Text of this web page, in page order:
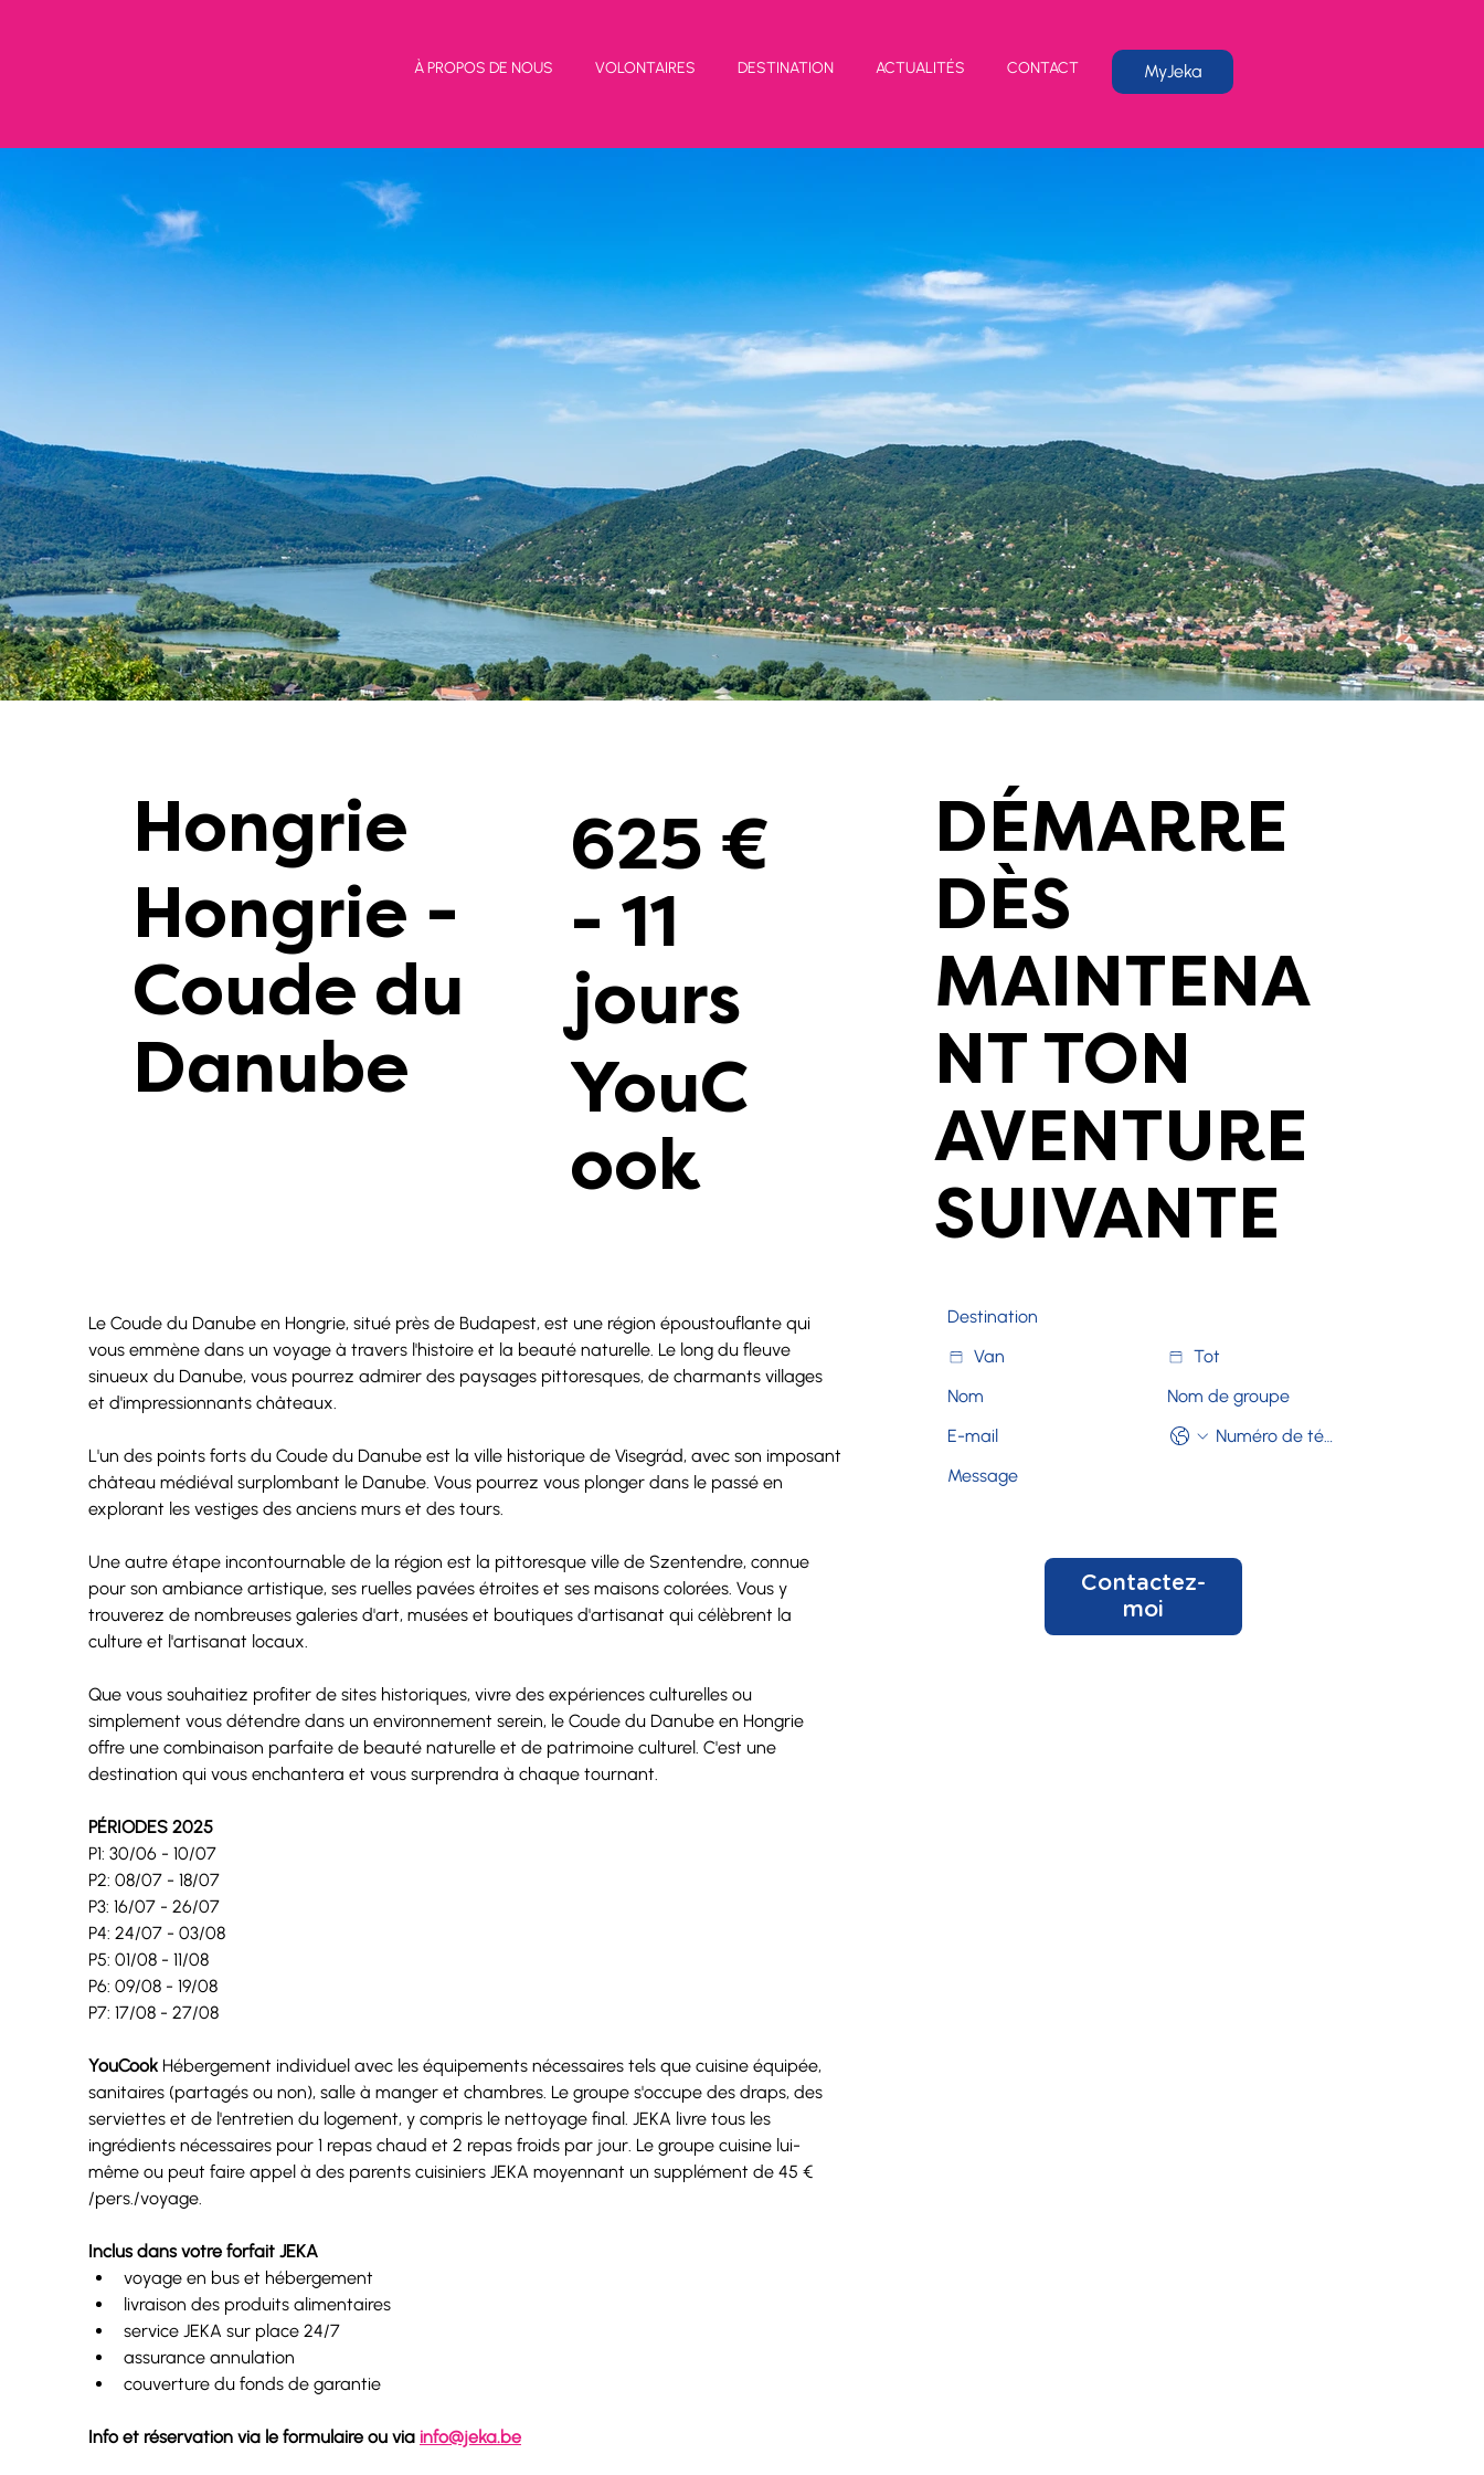
À PROPOS DE NOUS VOLONTAIRES DESTINATION ACTUALITÉS CONTACT MyJeka
Hongrie
Hongrie -
Coude du
Danube
625 €
- 11
jours
YouC
ook
DÉMARRE
DÈS
MAINTENA
NT TON
AVENTURE
SUIVANTE
Contactez-
moi
Le Coude du Danube en Hongrie, situé près de Budapest, est une région époustouflante qui
vous emmène dans un voyage à travers l'histoire et la beauté naturelle. Le long du fleuve
sinueux du Danube, vous pourrez admirer des paysages pittoresques, de charmants villages
et d'impressionnants châteaux.
L'un des points forts du Coude du Danube est la ville historique de Visegrád, avec son imposant
château médiéval surplombant le Danube. Vous pourrez vous plonger dans le passé en
explorant les vestiges des anciens murs et des tours.
Une autre étape incontournable de la région est la pittoresque ville de Szentendre, connue
pour son ambiance artistique, ses ruelles pavées étroites et ses maisons colorées. Vous y
trouverez de nombreuses galeries d'art, musées et boutiques d'artisanat qui célèbrent la
culture et l'artisanat locaux.
Que vous souhaitiez profiter de sites historiques, vivre des expériences culturelles ou
simplement vous détendre dans un environnement serein, le Coude du Danube en Hongrie
offre une combinaison parfaite de beauté naturelle et de patrimoine culturel. C'est une
destination qui vous enchantera et vous surprendra à chaque tournant.
PÉRIODES 2025
P1: 30/06 - 10/07
P2: 08/07 - 18/07
P3: 16/07 - 26/07
P4: 24/07 - 03/08
P5: 01/08 - 11/08
P6: 09/08 - 19/08
P7: 17/08 - 27/08
YouCook Hébergement individuel avec les équipements nécessaires tels que cuisine équipée,
sanitaires (partagés ou non), salle à manger et chambres. Le groupe s'occupe des draps, des
serviettes et de l'entretien du logement, y compris le nettoyage final. JEKA livre tous les
ingrédients nécessaires pour 1 repas chaud et 2 repas froids par jour. Le groupe cuisine lui-
même ou peut faire appel à des parents cuisiniers JEKA moyennant un supplément de 45 €
/pers./voyage.
Inclus dans votre forfait JEKA
voyage en bus et hébergement
livraison des produits alimentaires
service JEKA sur place 24/7
assurance annulation
couverture du fonds de garantie
Info et réservation via le formulaire ou via info@jeka.be